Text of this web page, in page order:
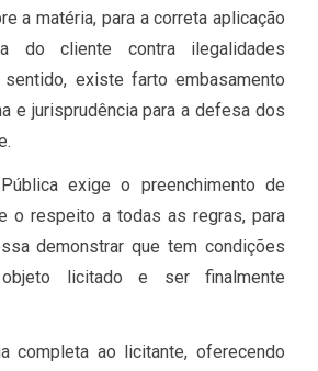
a matéria, para a correta aplicação
cliente contra ilegalidades
existe farto embasamento
e jurisprudência para a defesa dos
exige o preenchimento de
o respeito a todas as regras, para
demonstrar que tem condições
licitado e ser finalmente
completa ao licitante, oferecendo